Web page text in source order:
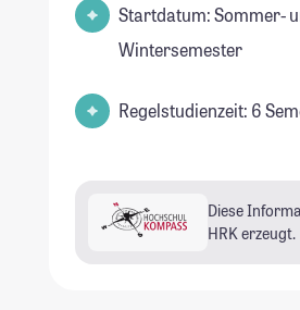
Startdatum: Sommer-
Wintersemester
Regelstudienzeit: 6
Diese
HRK erzeugt.